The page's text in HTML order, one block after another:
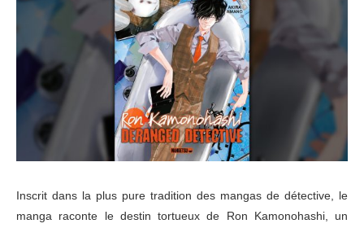
Inscrit dans la plus pure tradition des mangas de détective, le
manga raconte le destin tortueux de Ron Kamonohashi, un